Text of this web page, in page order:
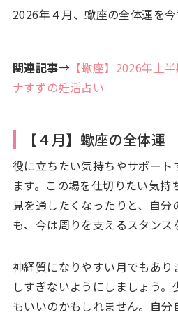
2026年４月、蠍座の全体運を今
関連記事→【蠍座】2026年上
ナすずの妊活占い
【４月】蠍座の全体運
役に立ちたい気持ちやサポート
ます。この場を仕切りたい気持
見を通したくなったりと、自分
も、今は周りを支えるスタンス
神経質になりやすい月でもあり
しすぎないようにしましょう。
もいいのかもしれません。自